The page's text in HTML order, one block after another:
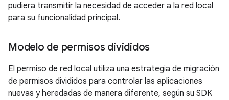
pudiera transmitir la necesidad de acceder a la red local
para su funcionalidad principal.
Modelo de permisos divididos
El permiso de red local utiliza una estrategia de migración
de permisos divididos para controlar las aplicaciones
nuevas y heredadas de manera diferente, según su SDK